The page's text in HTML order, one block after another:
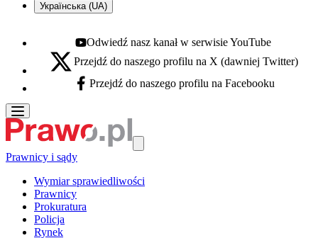
Українська (UA)
Youtube - otwiera się w nowej karcie
Odwiedź nasz kanał w serwisie YouTube
X - otwiera się w nowej karcie
Przejdź do naszego profilu na X (dawniej Twitter)
Facebook - otwiera się w nowej karcie
Przejdź do naszego profilu na Facebooku
Prawnicy i sądy
Wymiar sprawiedliwości
Prawnicy
Prokuratura
Policja
Rynek